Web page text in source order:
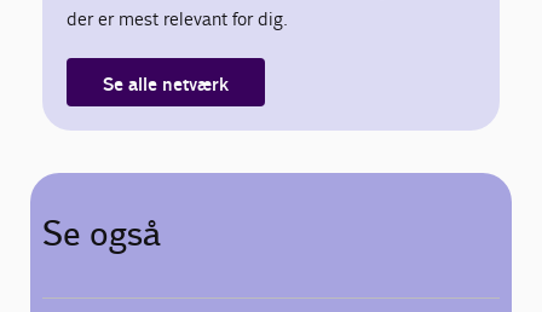
der er mest relevant for dig.
Se alle netværk
Se også